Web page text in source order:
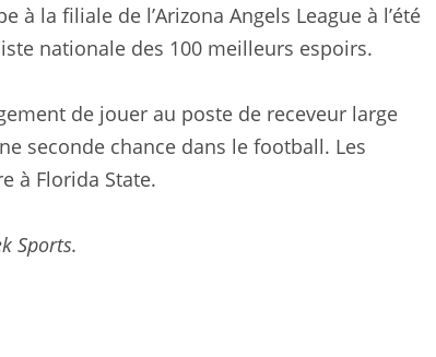
la filiale de l’Arizona Angels League à l’été
nationale des 100 meilleurs espoirs.
de jouer au poste de receveur large
seconde chance dans le football. Les
à Florida State.
Sports.